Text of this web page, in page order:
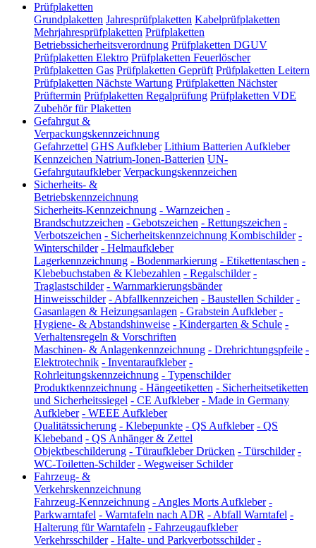
Prüfplaketten
Grundplaketten Jahresprüfplaketten Kabelprüfplaketten
Mehrjahresprüfplaketten Prüfplaketten
Betriebssicherheitsverordnung Prüfplaketten DGUV
Prüfplaketten Elektro Prüfplaketten Feuerlöscher
Prüfplaketten Gas Prüfplaketten Geprüft Prüfplaketten Leitern
Prüfplaketten Nächste Wartung Prüfplaketten Nächster
Prüftermin Prüfplaketten Regalprüfung Prüfplaketten VDE
Zubehör für Plaketten
Gefahrgut &
Verpackungskennzeichnung
Gefahrzettel GHS Aufkleber Lithium Batterien Aufkleber
Kennzeichen Natrium-Ionen-Batterien UN-
Gefahrgutaufkleber Verpackungskennzeichen
Sicherheits- &
Betriebskennzeichnung
Sicherheits-Kennzeichnung - Warnzeichen -
Brandschutzzeichen - Gebotszeichen - Rettungszeichen -
Verbotszeichen - Sicherheitskennzeichnung Kombischilder -
Winterschilder - Helmaufkleber
Lagerkennzeichnung - Bodenmarkierung - Etikettentaschen -
Klebebuchstaben & Klebezahlen - Regalschilder -
Traglastschilder - Warnmarkierungsbänder
Hinweisschilder - Abfallkennzeichen - Baustellen Schilder -
Gasanlagen & Heizungsanlagen - Grabstein Aufkleber -
Hygiene- & Abstandshinweise - Kindergarten & Schule -
Verhaltensregeln & Vorschriften
Maschinen- & Anlagenkennzeichnung - Drehrichtungspfeile -
Elektrotechnik - Inventaraufkleber -
Rohrleitungskennzeichnung - Typenschilder
Produktkennzeichnung - Hängeetiketten - Sicherheitsetiketten
und Sicherheitssiegel - CE Aufkleber - Made in Germany
Aufkleber - WEEE Aufkleber
Qualitätssicherung - Klebepunkte - QS Aufkleber - QS
Klebeband - QS Anhänger & Zettel
Objektbeschilderung - Türaufkleber Drücken - Türschilder -
WC-Toiletten-Schilder - Wegweiser Schilder
Fahrzeug- &
Verkehrskennzeichnung
Fahrzeug-Kennzeichnung - Angles Morts Aufkleber -
Parkwarntafel - Warntafeln nach ADR - Abfall Warntafel -
Halterung für Warntafeln - Fahrzeugaufkleber
Verkehrsschilder - Halte- und Parkverbotsschilder -